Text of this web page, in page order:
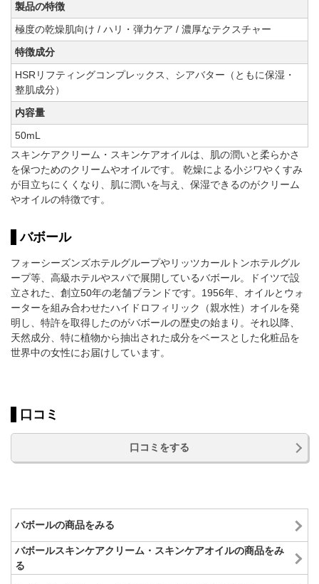
製品の特徴
極度の乾燥肌向け / ハリ・弾力ケア / 濃厚なテクスチャー
特徴成分
HSRリフティングコンプレックス、シアバター（ともに保湿・
整肌成分）
内容量
50mL
スキンケアクリーム・スキンケアオイルは、肌の潤いと柔らかさ
を保つためのクリームやオイルです。 乾燥による小ジワやくすみ
が目立ちにくくなり、肌に潤いを与え、保湿できるのがクリーム
やオイルの特徴です。
バボール
フォーシーズンズホテルグループやリッツカールトンホテルグル
ープ等、高級ホテルやスパで展開しているバボール。ドイツで設
立された、創立50年の老舗ブランドです。1956年、オイルとウォ
ーターを組み合わせたハイドロフィリック（親水性）オイルを発
明し、特許を取得したのがバボールの歴史の始まり。それ以降、
天然成分、特に植物から抽出された成分をベースとした化粧品を
世界中の女性にお届けしています。
口コミ
口コミをする
バボールの商品をみる
バボールスキンケアクリーム・スキンケアオイルの商品をみ
る